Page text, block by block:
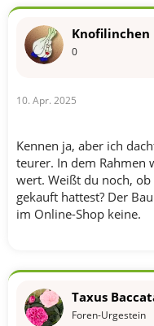
k
o
:
Knofilinchen
0
10. Apr. 2025
Kennen ja, aber ich
teurer. In dem Rahmen
wert. Weißt du noch,
gekauft hattest? Der
im Online-Shop keine.
Taxus
Foren-Urgestein